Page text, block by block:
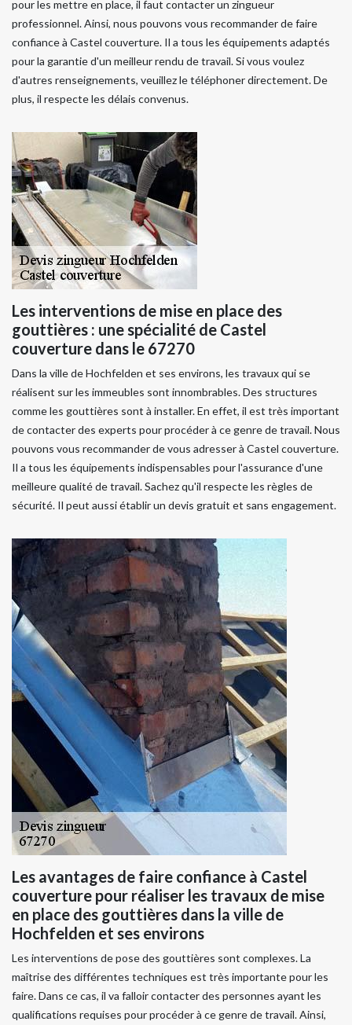
pour les mettre en place, il faut contacter un zingueur
professionnel. Ainsi, nous pouvons vous recommander de faire
confiance à Castel couverture. Il a tous les équipements adaptés
pour la garantie d'un meilleur rendu de travail. Si vous voulez
d'autres renseignements, veuillez le téléphoner directement. De
plus, il respecte les délais convenus.
Les interventions de mise en place des
gouttières : une spécialité de Castel
couverture dans le 67270
Dans la ville de Hochfelden et ses environs, les travaux qui se
réalisent sur les immeubles sont innombrables. Des structures
comme les gouttières sont à installer. En effet, il est très important
de contacter des experts pour procéder à ce genre de travail. Nous
pouvons vous recommander de vous adresser à Castel couverture.
Il a tous les équipements indispensables pour l'assurance d'une
meilleure qualité de travail. Sachez qu'il respecte les règles de
sécurité. Il peut aussi établir un devis gratuit et sans engagement.
Les avantages de faire confiance à Castel
couverture pour réaliser les travaux de mise
en place des gouttières dans la ville de
Hochfelden et ses environs
Les interventions de pose des gouttières sont complexes. La
maîtrise des différentes techniques est très importante pour les
faire. Dans ce cas, il va falloir contacter des personnes ayant les
qualifications requises pour procéder à ce genre de travail. Ainsi,